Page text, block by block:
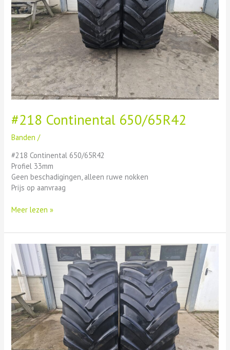
#218 Continental 650/65R42
Banden /
#218 Continental 650/65R42
Profiel 33mm
Geen beschadigingen, alleen ruwe nokken
Prijs op aanvraag
Meer lezen »
#217
Mitas
SFT
600/70R28